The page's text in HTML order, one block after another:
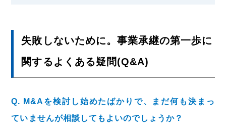
失敗しないために。事業承継の第一歩に
関するよくある疑問(Q&A)
Q. M&Aを検討し始めたばかりで、まだ何も決まっ
ていませんが相談してもよいのでしょうか？